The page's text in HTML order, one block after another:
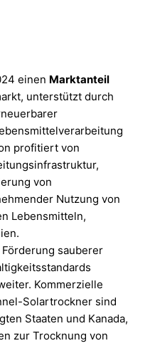
einen Marktanteil
unterstützt durch
profitiert von
von
Nutzung von
Lebensmitteln,
sauberer
Kommerzielle
Solartrockner sind
Staaten und Kanada,
zur Trocknung von